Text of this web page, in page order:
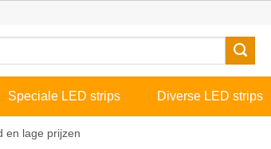
Speciale LED strips Diverse LED strips
en lage prijzen